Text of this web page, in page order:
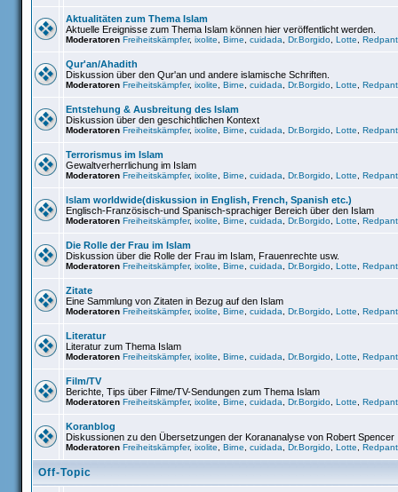
Aktualitäten zum Thema Islam
Aktuelle Ereignisse zum Thema Islam können hier veröffentlicht werden.
Moderatoren Freiheitskämpfer, ixolite Birne cuidada Dr.Borgido Lotte
Qur'an/Ahadith
Diskussion über den Qur'an und andere islamische Schriften.
Moderatoren Freiheitskämpfer, ixolite Birne cuidada Dr.Borgido Lotte
Entstehung & Ausbreitung des Islam
Diskussion über den geschichtlichen Kontext
Moderatoren Freiheitskämpfer, ixolite Birne cuidada Dr.Borgido Lotte
Terrorismus im Islam
Gewaltverherrlichung im Islam
Moderatoren Freiheitskämpfer, ixolite Birne cuidada Dr.Borgido Lotte
Islam worldwide(diskussion in English, French, Spanish etc.)
Englisch-Französisch-und Spanisch-sprachiger Bereich über den Islam
Moderatoren Freiheitskämpfer, ixolite Birne cuidada Dr.Borgido Lotte
Die Rolle der Frau im Islam
Diskussion über die Rolle der Frau im Islam, Frauenrechte usw.
Moderatoren Freiheitskämpfer, ixolite Birne cuidada Dr.Borgido Lotte
Zitate
Eine Sammlung von Zitaten in Bezug auf den Islam
Moderatoren Freiheitskämpfer, ixolite Birne cuidada Dr.Borgido Lotte
Literatur
Literatur zum Thema Islam
Moderatoren Freiheitskämpfer, ixolite Birne cuidada Dr.Borgido Lotte
Film/TV
Berichte, Tips über Filme/TV-Sendungen zum Thema Islam
Moderatoren Freiheitskämpfer, ixolite Birne cuidada Dr.Borgido Lotte
Koranblog
Diskussionen zu den Übersetzungen der Korananalyse von Robert Spencer
Moderatoren Freiheitskämpfer, ixolite Birne cuidada Dr.Borgido Lotte
Off-Topic